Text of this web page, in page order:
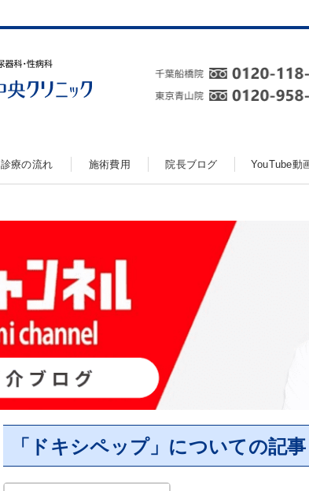
診療の流れ 施術費用 院長ブログ YouTube動
「ドキシペップ」についての記